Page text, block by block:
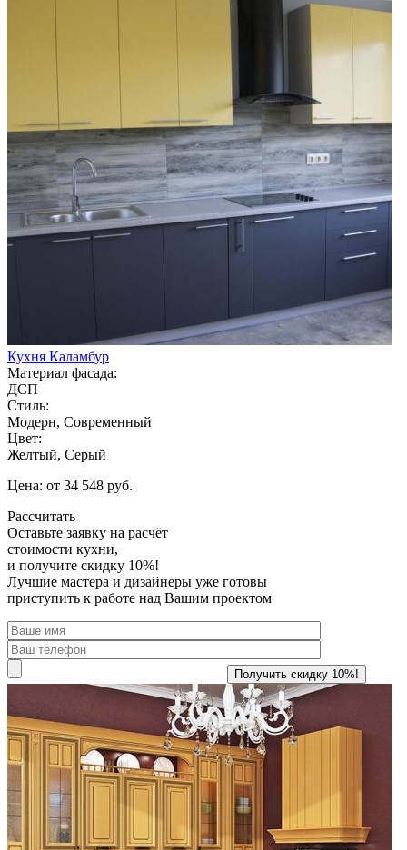
Кухня Каламбур
Материал фасада:
ДСП
Стиль:
Модерн, Современный
Цвет:
Желтый, Серый
Цена: от 34 548 руб.
Рассчитать
Оставьте заявку на расчёт
стоимости кухни,
и получите скидку 10%!
Лучшие мастера и дизайнеры уже готовы
приступить к работе над Вашим проектом